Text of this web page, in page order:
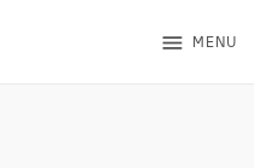
menu MENU